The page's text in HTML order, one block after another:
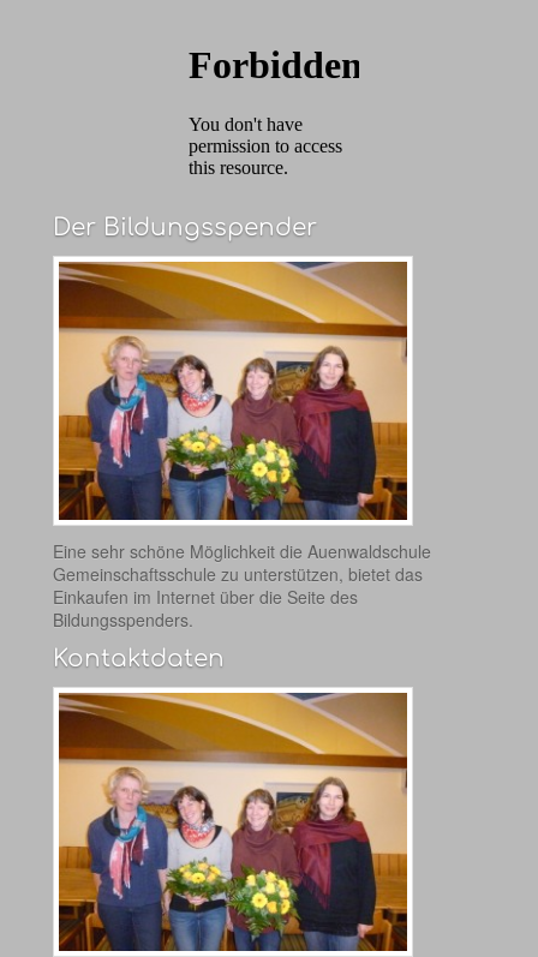
Der Bildungsspender
Eine sehr schöne Möglichkeit die Auenwaldschule
Gemeinschaftsschule zu unterstützen, bietet das
Einkaufen im Internet über die Seite des
Bildungsspenders.
Kontaktdaten